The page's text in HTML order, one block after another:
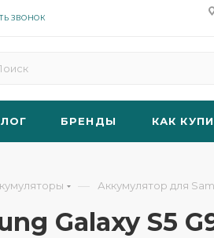
ЗВОНОК
БРЕНДЫ КАК
— Аккумулятор для
Galaxy S5